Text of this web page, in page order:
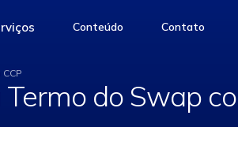
a Termo
the-page access-the-page
Conteúdo access-
Contato
do Swap